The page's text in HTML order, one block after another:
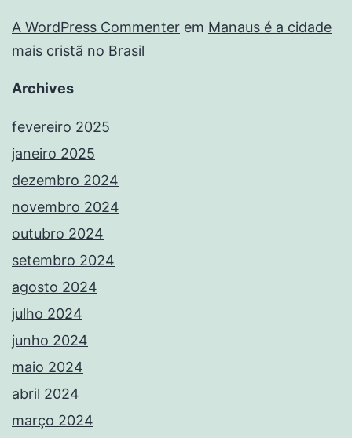
A WordPress Commenter em Manaus é a cidade
mais cristã no Brasil
Archives
fevereiro 2025
janeiro 2025
dezembro 2024
novembro 2024
outubro 2024
setembro 2024
agosto 2024
julho 2024
junho 2024
maio 2024
abril 2024
março 2024